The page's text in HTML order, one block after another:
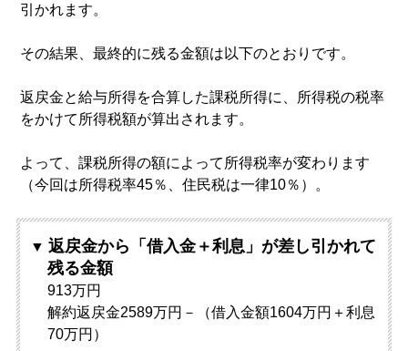
引かれます。
その結果、最終的に残る金額は以下のとおりです。
返戻金と給与所得を合算した課税所得に、所得税の税率
をかけて所得税額が算出されます。
よって、課税所得の額によって所得税率が変わります
（今回は所得税率45％、住民税は一律10％）。
返戻金から「借入金＋利息」が差し引かれて
残る金額
913万円
解約返戻金2589万円－（借入金額1604万円＋利息
70万円）